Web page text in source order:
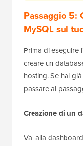
Passaggio 5:
MySQL sul
Prima di eseguire
creare un
hosting. Se hai
passare al
Creazione di un
Vai alla